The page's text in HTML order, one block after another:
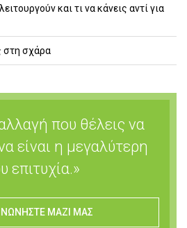
και τι να κάνεις αντί για
στη σχάρα
που θέλεις να
είναι η μεγαλύτερη
επιτυχία.»
ΜΑΖΙ ΜΑΣ